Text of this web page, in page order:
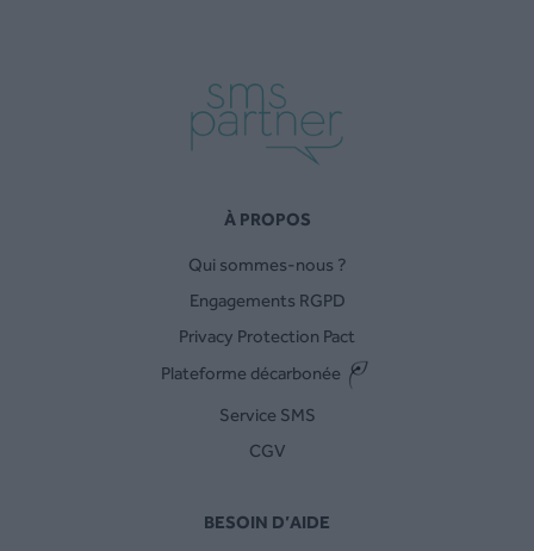
À PROPOS
Qui sommes-nous ?
Engagements RGPD
Privacy Protection Pact
Plateforme décarbonée
Service SMS
CGV
BESOIN D’AIDE